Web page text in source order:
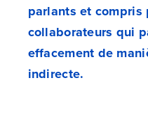
parlants et compris
collaborateurs qui
effacement de
indirecte.